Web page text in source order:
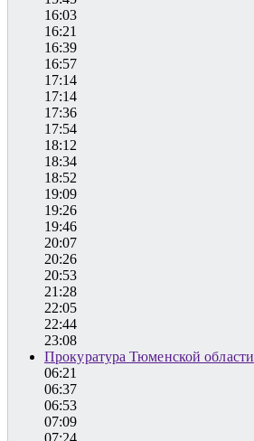
16:03
16:21
16:39
16:57
17:14
17:14
17:36
17:54
18:12
18:34
18:52
19:09
19:26
19:46
20:07
20:26
20:53
21:28
22:05
22:44
23:08
Прокуратура Тюменской области
06:21
06:37
06:53
07:09
07:24